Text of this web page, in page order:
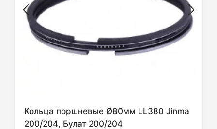
Кольца поршневые Ø80мм LL380 Jinma
200/204, Булат 200/204